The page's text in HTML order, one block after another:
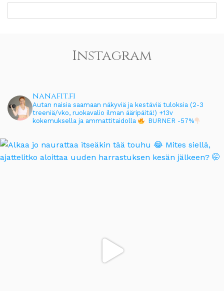
Instagram
nanafit.fi
Autan naisia saamaan näkyviä ja kestäviä tuloksia (2-3
treeniä/vko, ruokavalio ilman ääripäitä!) +13v
kokemuksella ja ammattitaidolla
BURNER -57%